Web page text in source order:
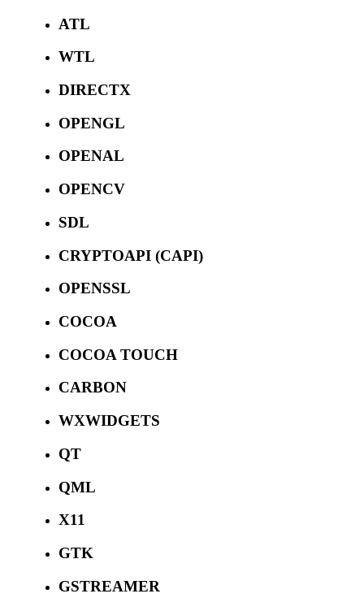
ATL
WTL
DIRECTX
OPENGL
OPENAL
OPENCV
SDL
CRYPTOAPI (CAPI)
OPENSSL
COCOA
COCOA TOUCH
CARBON
WXWIDGETS
QT
QML
X11
GTK
GSTREAMER